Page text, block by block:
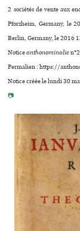
2 sociétés de vente aux
Pforzheim, Germany, le
Berlin, Germany, le 2016
Noticeanthonominalie
Permalien : https://
Notice créée le lundi 30
📷